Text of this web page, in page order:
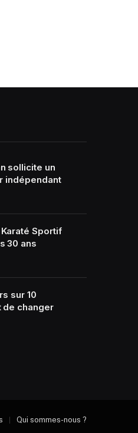
sollicite un
indépendant
Sportif
30 ans
sur 10
de changer
Qui sommes-nous ?